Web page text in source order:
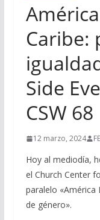
Caribe:
Side
CSW 68
12 marzo, 2024
Hoy al mediodía,
el Church Center
paralelo «América
de género».